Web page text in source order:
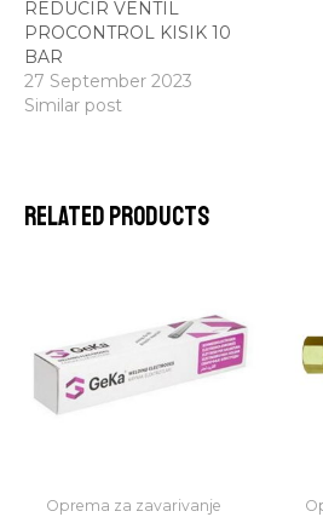
REDUCIR VENTIL
PROCONTROL KISIK 10
BAR
27 September 2023
Similar post
Related products
Oprema za zavarivanje